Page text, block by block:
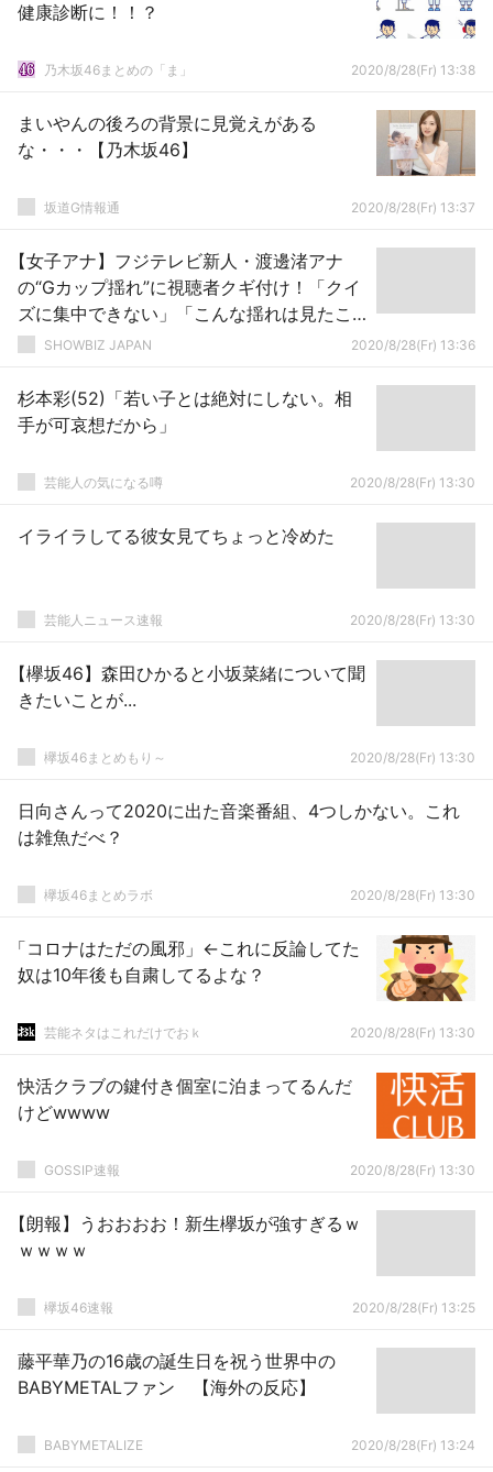
健康診断に！！？
乃木坂46まとめの「ま」 2020/8/28(Fr) 13:38
まいやんの後ろの背景に見覚えがある
な・・・【乃木坂46】
坂道G情報通 2020/8/28(Fr) 13:37
【女子アナ】フジテレビ新人・渡邊渚アナ
の“Gカップ揺れ”に視聴者クギ付け！「クイ
ズに集中できない」「こんな揺れは見たこ
とがない！」
SHOWBIZ JAPAN 2020/8/28(Fr) 13:36
杉本彩(52)「若い子とは絶対にしない。相
手が可哀想だから」
芸能人の気になる噂 2020/8/28(Fr) 13:30
イライラしてる彼女見てちょっと冷めた
芸能人ニュース速報 2020/8/28(Fr) 13:30
【欅坂46】森田ひかると小坂菜緒について聞
きたいことが...
欅坂46まとめもり～ 2020/8/28(Fr) 13:30
日向さんって2020に出た音楽番組、4つしかない。これ
は雑魚だべ？
欅坂46まとめラボ 2020/8/28(Fr) 13:30
「コロナはただの風邪」←これに反論してた
奴は10年後も自粛してるよな？
芸能ネタはこれだけでおｋ 2020/8/28(Fr) 13:30
快活クラブの鍵付き個室に泊まってるんだ
けどwwww
GOSSIP速報 2020/8/28(Fr) 13:30
【朗報】うおおおお！新生欅坂が強すぎるｗ
ｗｗｗｗ
欅坂46速報 2020/8/28(Fr) 13:25
藤平華乃の16歳の誕生日を祝う世界中の
BABYMETALファン 【海外の反応】
BABYMETALIZE 2020/8/28(Fr) 13:24